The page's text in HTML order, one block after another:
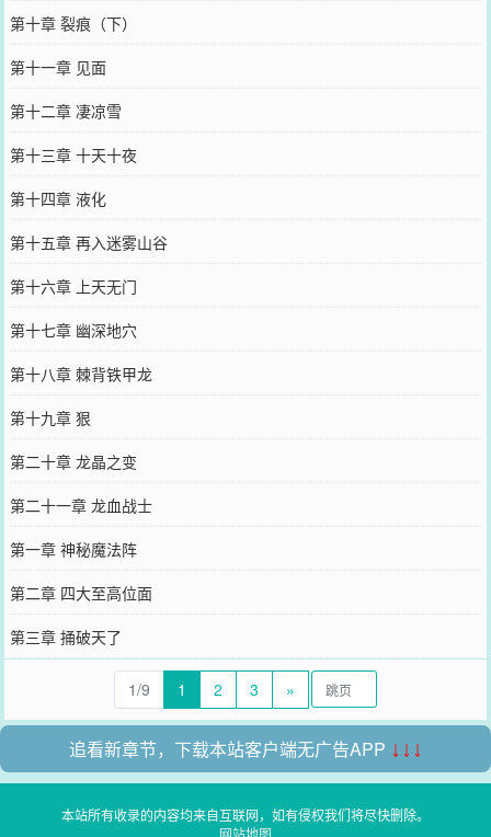
第十章 裂痕（下）
第十一章 见面
第十二章 凄凉雪
第十三章 十天十夜
第十四章 液化
第十五章 再入迷雾山谷
第十六章 上天无门
第十七章 幽深地穴
第十八章 棘背铁甲龙
第十九章 狠
第二十章 龙晶之变
第二十一章 龙血战士
第一章 神秘魔法阵
第二章 四大至高位面
第三章 捅破天了
1/9 1 2 3 »
追看新章节，下载本站客户端无广告APP ↓↓↓
本站所有收录的内容均来自互联网，如有侵权我们将尽快删除。
网站地图